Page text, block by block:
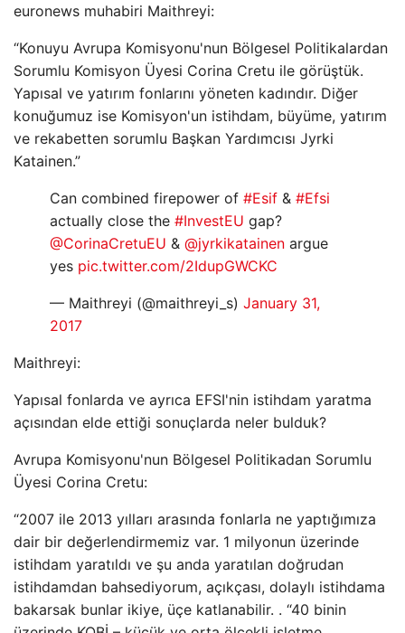
euronews muhabiri Maithreyi:
“Konuyu Avrupa Komisyonu'nun Bölgesel Politikalardan
Sorumlu Komisyon Üyesi Corina Cretu ile görüştük.
Yapısal ve yatırım fonlarını yöneten kadındır. Diğer
konuğumuz ise Komisyon'un istihdam, büyüme, yatırım
ve rekabetten sorumlu Başkan Yardımcısı Jyrki
Katainen.”
Can combined firepower of #Esif & #Efsi
actually close the #InvestEU gap?
@CorinaCretuEU & @jyrkikatainen argue
yes pic.twitter.com/2IdupGWCKC
— Maithreyi (@maithreyi_s) January 31,
2017
Maithreyi:
Yapısal fonlarda ve ayrıca EFSI'nin istihdam yaratma
açısından elde ettiği sonuçlarda neler bulduk?
Avrupa Komisyonu'nun Bölgesel Politikadan Sorumlu
Üyesi Corina Cretu:
“2007 ile 2013 yılları arasında fonlarla ne yaptığımıza
dair bir değerlendirmemiz var. 1 milyonun üzerinde
istihdam yaratıldı ve şu anda yaratılan doğrudan
istihdamdan bahsediyorum, açıkçası, dolaylı istihdama
bakarsak bunlar ikiye, üçe katlanabilir. . “40 binin